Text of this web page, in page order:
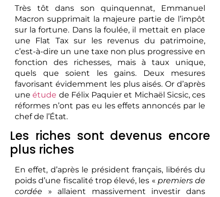
Très tôt dans son quinquennat, Emmanuel
Macron supprimait la majeure partie de l’impôt
sur la fortune. Dans la foulée, il mettait en place
une Flat Tax sur les revenus du patrimoine,
c’est-à-dire un une taxe non plus progressive en
fonction des richesses, mais à taux unique,
quels que soient les gains. Deux mesures
favorisant évidemment les plus aisés. Or d’après
uneétude de Félix Paquier et Michaël Sicsic, ces
réformes n’ont pas eu les effets annoncés par le
chef de l’État.
Les riches sont devenus encore
plus riches
En effet, d’après le président français, libérés du
poids d’une fiscalité trop élevé, les « premiers de
cordée » allaient massivement investir dans